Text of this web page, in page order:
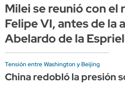
Milei se reunió con el
Felipe VI, antes de la
Abelardo de la
Tensión entre Washington y Beijing
China redobló la presión